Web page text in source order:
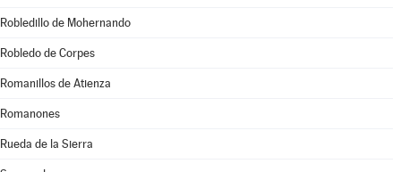
Robledillo de Mohernando
Robledo de Corpes
Romanillos de Atienza
Romanones
Rueda de la Sierra